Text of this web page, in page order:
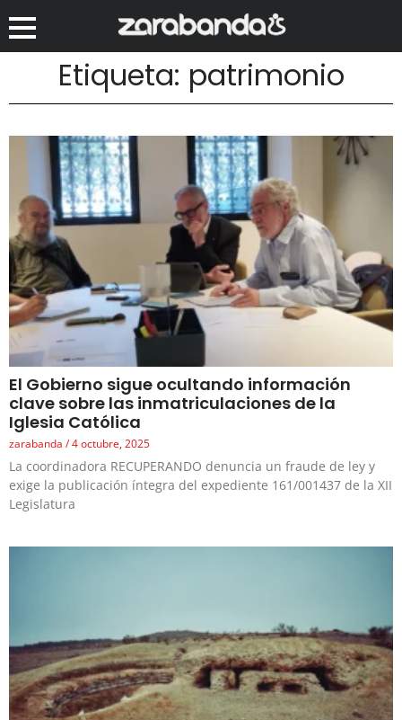
Etiqueta: patrimonio
El Gobierno sigue ocultando información
clave sobre las inmatriculaciones de la
Iglesia Católica
zarabanda 4 octubre, 2025
La coordinadora RECUPERANDO denuncia un fraude de ley y
exige la publicación íntegra del expediente 161/001437 de la XII
Legislatura